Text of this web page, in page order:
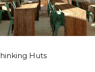
Huts